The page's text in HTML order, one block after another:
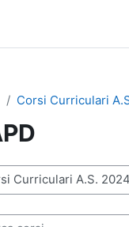
Corsi Curriculari